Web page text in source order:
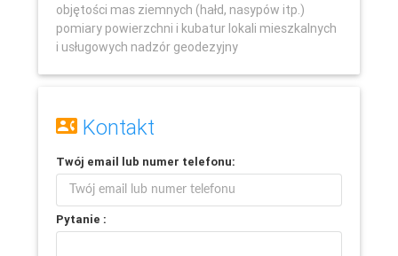
objętości mas ziemnych (hałd, nasypów itp.)
pomiary powierzchni i kubatur lokali mieszkalnych
i usługowych nadzór geodezyjny
Kontakt
Twój email lub numer telefonu:
Pytanie :